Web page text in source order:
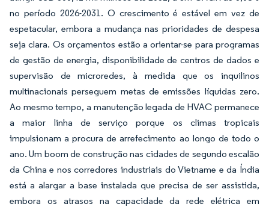
no período 2026-2031. O crescimento é estável em vez de
espetacular, embora a mudança nas prioridades de despesa
seja clara. Os orçamentos estão a orientar-se para programas
de gestão de energia, disponibilidade de centros de dados e
supervisão de microredes, à medida que os inquilinos
multinacionais perseguem metas de emissões líquidas zero.
Ao mesmo tempo, a manutenção legada de HVAC permanece
a maior linha de serviço porque os climas tropicais
impulsionam a procura de arrefecimento ao longo de todo o
ano. Um boom de construção nas cidades de segundo escalão
da China e nos corredores industriais do Vietname e da Índia
está a alargar a base instalada que precisa de ser assistida,
embora os atrasos na capacidade da rede elétrica em